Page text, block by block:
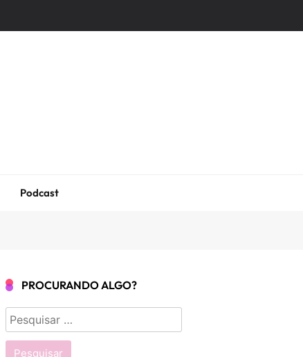
Podcast
PROCURANDO ALGO?
Pesquisar
por: